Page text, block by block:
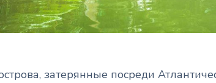
затерянные посреди